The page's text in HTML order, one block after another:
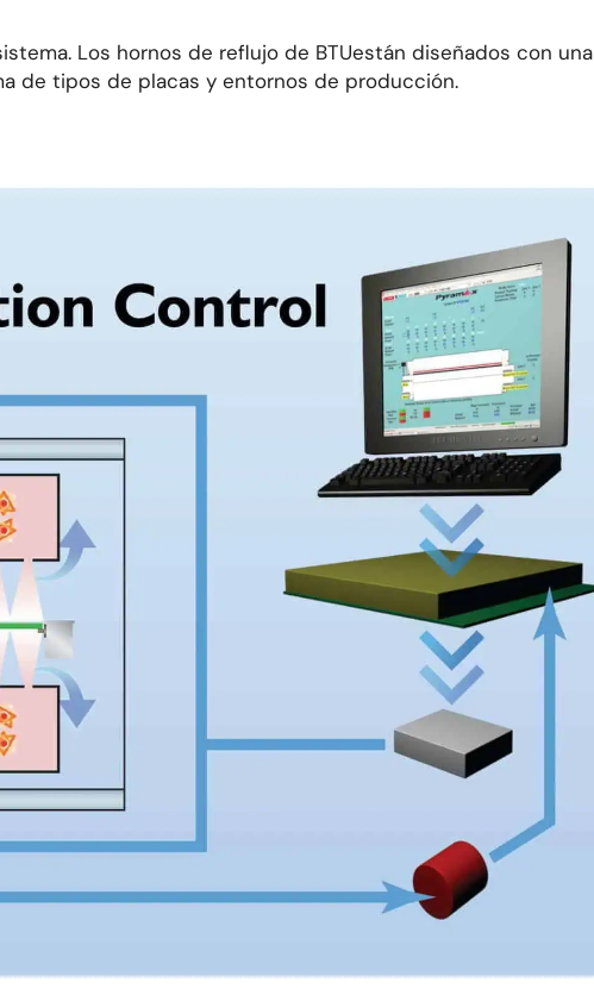
. Los hornos de reflujo de BTUestán diseñados con una
de tipos de placas y entornos de producción.